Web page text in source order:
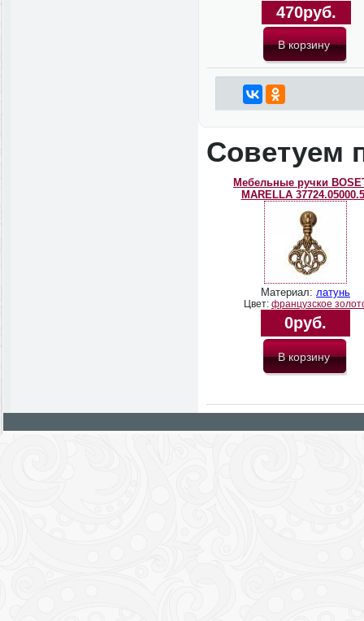
470руб.
Советуем
Мебельные ручки
MARELLA
Материал: латунь
Цвет: французское
0руб.